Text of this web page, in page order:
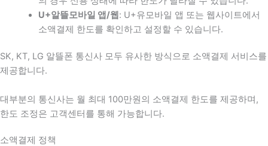
U+알뜰모바일 앱/웹 : U+유모바일 앱 또는 웹사이트에서
소액결제 한도를 확인하고 설정할 수 있습니다.
SK, KT, LG 알뜰폰 통신사 모두 유사한 방식으로 소액결제 서비스를
제공합니다.
대부분의 통신사는 월 최대 100만원의 소액결제 한도를 제공하며,
한도 조정은 고객센터를 통해 가능합니다.
소액결제 정책